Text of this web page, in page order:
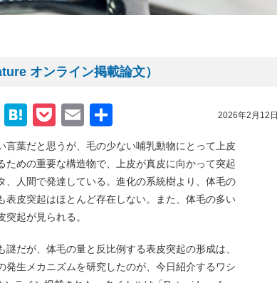
オンライン掲載論文）
2026年2月12日
LineHatena
Pocket
Email
有
葉だと思うが、毛の少ない哺乳動物にとって上皮
めの重要な構造物で、上皮が真皮に向かって突起
人間で発達している。進化の系統樹より、体毛の
皮突起はほとんど存在しない。また、体毛の多い
起が見られる。
だが、体毛の量と反比例する表皮突起の形成は、
生メカニズムを研究したのが、今日紹介するワシ